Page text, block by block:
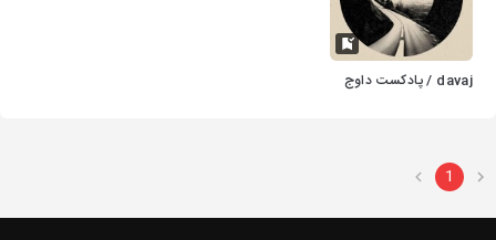
davaj / پادکست داوج
1